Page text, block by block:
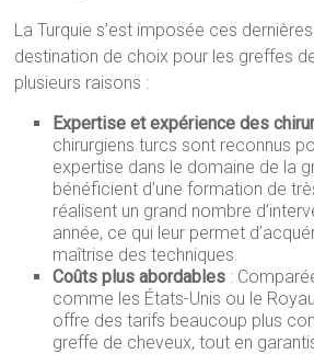
La Turquie s’est imposée ces
destination de choix pour les greffes
plusieurs raisons :
Expertise et expérience des
chirurgiens turcs sont reconnus
expertise dans le domaine de la
bénéficient d’une formation de
réalisent un grand nombre
année, ce qui leur permet
maîtrise des techniques.
Coûts plus abordables :
comme les États-Unis ou le
offre des tarifs beaucoup plus
greffe de cheveux, tout en